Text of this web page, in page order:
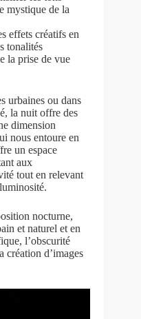
mystique de la
effets créatifs en
tonalités
la prise de vue
urbaines ou dans
la nuit offre des
dimension
nous entoure en
un espace
aux
tout en relevant
nocturne,
et naturel et en
l’obscurité
création d’images